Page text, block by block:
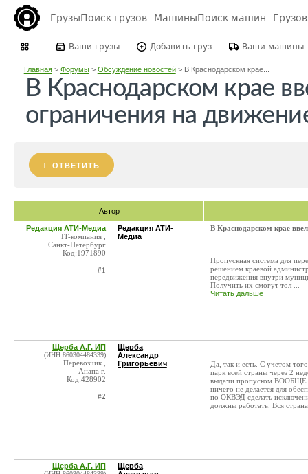
ГрузыПоиск грузов МашиныПоиск машин
Ваши грузы Добавить груз Ваши машины
Главная> Форумы> Обсуждение новостей> В Краснодарском крае...
В Краснодарском крае
ограничения на
ОТВЕТИТЬ
Автор
Редакция АТИ-Медиа
IT-компания ,
Санкт-Петербург
Код:1971890
#1
Редакция АТИ-
Медиа
В Краснодарском крае
Пропускная система для
решением краевой
передвижения внутри
Получить их смогут тол ...
Читать дальше
Щерба А.Г. ИП
(ИНН:860304484339)
Перевозчик ,
Анапа г.
Код:428902
#2
Щерба
Александр
Григорьевич
Да, так и есть. С учетом
парк всей страны через 2
выдачи пропуском ВООБЩЕ
ничего не делается для
по ОКВЭД сделать
должны работать. Вся
Щерба А.Г. ИП
Щерба